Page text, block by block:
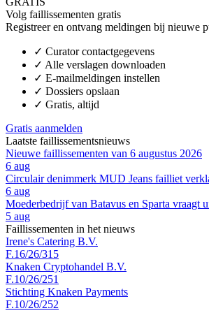
Volg faillissementen gratis
Registreer en ontvang meldingen bij nieuwe
✓ Curator contactgegevens
✓ Alle verslagen downloaden
✓ E-mailmeldingen instellen
✓ Dossiers opslaan
✓ Gratis, altijd
Gratis aanmelden
Laatste faillissementsnieuws
Nieuwe faillissementen van 6 augustus 2026
6 aug
Circulair denimmerk MUD Jeans failliet
6 aug
Moederbedrijf van Batavus en Sparta vraagt
5 aug
Faillissementen in het nieuws
Irene's Catering B.V.
F.16/26/315
Knaken Cryptohandel B.V.
F.10/26/251
Stichting Knaken Payments
F.10/26/252